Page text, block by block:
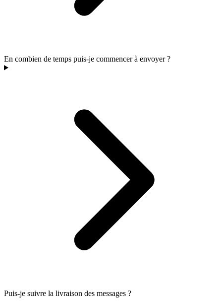
En combien de temps puis-je commencer à envoyer ?
Puis-je suivre la livraison des messages ?